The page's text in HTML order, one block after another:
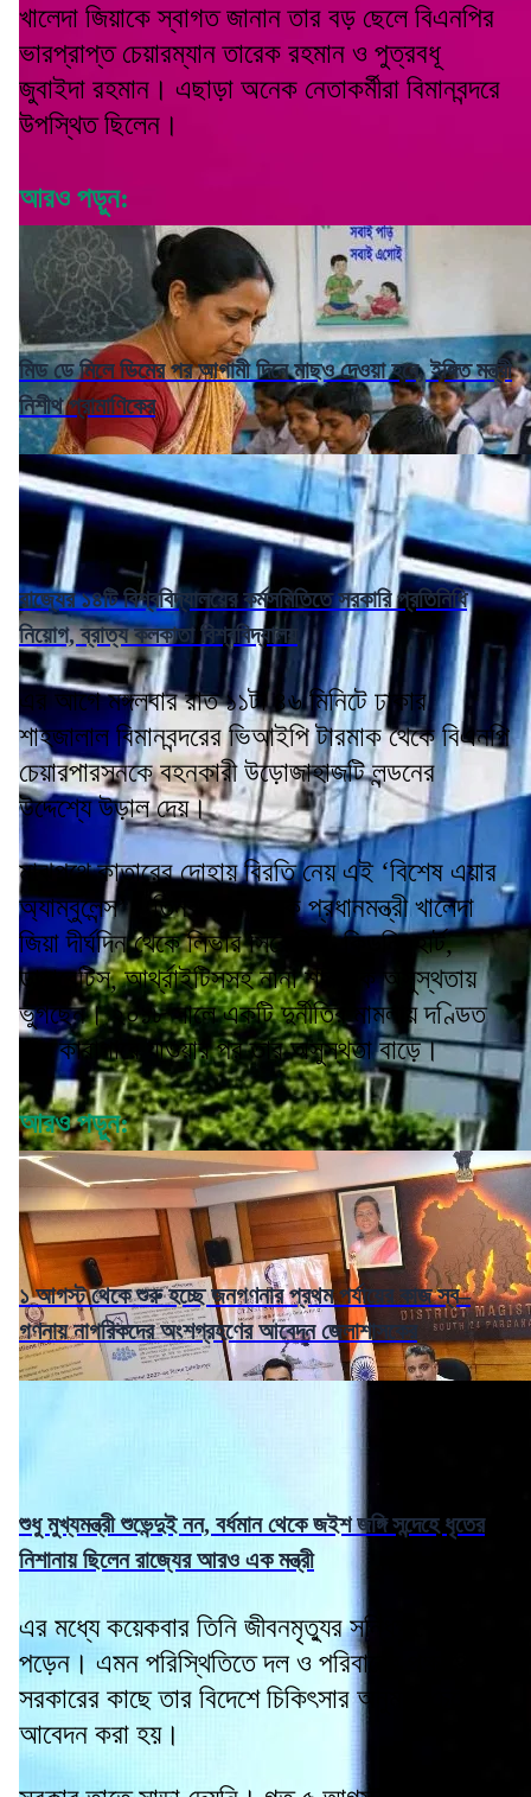
খালেদা জিয়াকে স্বাগত জানান তার বড় ছেলে বিএনপির
ভারপ্রাপ্ত চেয়ারম্যান তারেক রহমান ও পুত্রবধূ
জুবাইদা রহমান। এছাড়া অনেক নেতাকর্মীরা বিমানবন্দরে
উপস্থিত ছিলেন।
আরও পড়ুন:
মিড ডে মিলে ডিমের পর আগামী দিনে মাছও দেওয়া হবে, ইঙ্গিত মন্ত্রী
নিশীথ প্রামাণিকের
রাজ্যের ১৪টি বিশ্ববিদ্যালয়ের কর্মসমিতিতে সরকারি প্রতিনিধি
নিয়োগ, ব্রাত্য কলকাতা বিশ্ববিদ্যালয়
এর আগে মঙ্গলবার রাত ১১টা ৪৬ মিনিটে ঢাকার
শাহজালাল বিমানবন্দরের ভিআইপি টারমাক থেকে বিএনপি
চেয়ারপারসনকে বহনকারী উড়োজাহাজটি লন্ডনের
উদ্দেশ্যে উড়াল দেয়।
মাঝপথে কাতারের দোহায় বিরতি নেয় এই ‘বিশেষ এয়ার
অ্যাম্বুলেন্স’। তিনবারের সাবেক প্রধানমন্ত্রী খালেদা
জিয়া দীর্ঘদিন থেকে লিভার সিরোসিস, কিডনি, হার্ট,
ডায়াবেটিস, আর্থ্রাইটিসসহ নানা শারীরিক অসুস্থতায়
ভুগছেন। ২০১৮ সালে একটি দুর্নীতির মামলায় দণ্ডিত
হয়ে কারাগারে যাওয়ার পর তার অসুস্থতা বাড়ে।
আরও পড়ুন:
১ আগস্ট থেকে শুরু হচ্ছে জনগণনার প্রথম পর্যায়ের কাজ স্ব–
গণনায় নাগরিকদের অংশগ্রহণের আবেদন জেলাশাসকের
শুধু মুখ্যমন্ত্রী শুভেন্দুই নন, বর্ধমান থেকে জইশ জঙ্গি সন্দেহে ধৃতের
নিশানায় ছিলেন রাজ্যের আরও এক মন্ত্রী
এর মধ্যে কয়েকবার তিনি জীবনমৃত্যুর সন্ধিক্ষণেও
পড়েন। এমন পরিস্থিতিতে দল ও পরিবারের পক্ষ থেকে
সরকারের কাছে তার বিদেশে চিকিৎসার অনুমতি চেয়ে
আবেদন করা হয়।